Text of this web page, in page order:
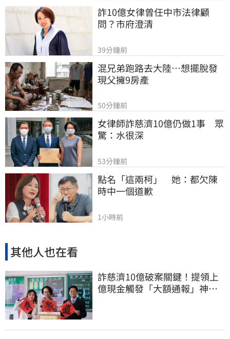
詐10億女律曾任中市法律顧
問？市府澄清
39分鐘前
混兄弟跑路去大陸…想擺脫發
現父擁9房產
50分鐘前
女律師詐慈濟10億仍做1事　眾
驚：水很深
53分鐘前
點名「這兩柯」　她：都欠陳
時中一個道歉
1小時前
其他人也在看
詐慈濟10億破案關鍵！提領上
億現金觸發「大額通報」神鬼